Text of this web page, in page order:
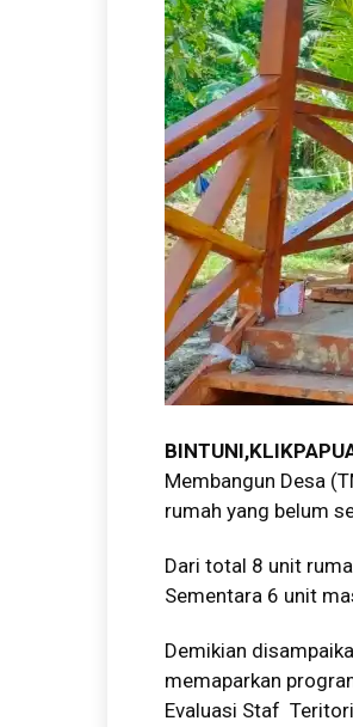
Membangun Desa
rumah yang belum
Dari total 8 unit
Sementara 6 unit
Demikian
memaparkan
Evaluasi Staf